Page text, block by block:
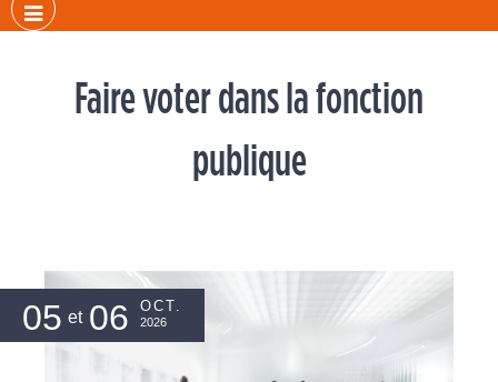
Faire voter dans la fonction
publique
05 et 06 OCT.
2026